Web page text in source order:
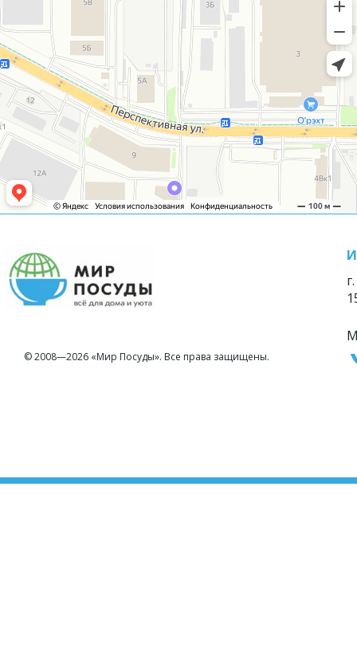
© 2008—2026 «Мир Посуды». Все права защищены.